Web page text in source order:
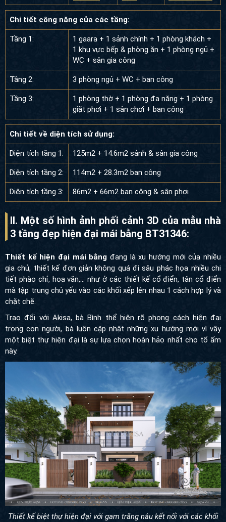
Chi tiết công năng của các tầng:
Tầng 1:
1 gaara + 1 sảnh chính + 1 phòng khách +
1 khu vực bếp & phòng ăn + 1 phòng ngủ +
WC + sân gia công
Tầng 2: 3 phòng ngủ + WC + ban công
Tầng 3:
1 phòng thờ + 1 phòng đa năng + 1 phòng
giặt phơi + 1 sân chơi + ban công
Chi tiết về diện tích sử dụng:
Diện tích tầng 1: 125m2 + 14.6m2 sảnh & sân gia công
Diện tích tầng 2: 114m2 + 28.3m2 ban công
Diện tích tầng 3: 86m2 + 66m2 ban công & sân phơi
II. Một số hình ảnh phối cảnh 3D của mẫu nhà
3 tầng đẹp hiện đại mái bằng BT31346:
Thiết kế hiện đại mái bằng đang là xu hướng mới của nhiều
gia chủ, thiết kế đơn giản không quá đi sâu phác họa nhiều chi
tiết phào chỉ, hoa văn,… như ở các thiết kế cổ điển, tân cổ điển
mà tập trung chủ yếu vào các khối xếp lên nhau 1 cách hợp lý và
chặt chẽ.
Trao đổi với Akisa, bà Bình thể hiện rõ phong cách hiện đại
trong con người, bà luôn cập nhật những xu hướng mới vì vậy
một biệt thự hiện đại là sự lựa chọn hoàn hảo nhất cho tổ ấm
này.
Thiết kế biệt thự hiện đại với gam trắng nâu kết nối với các khối